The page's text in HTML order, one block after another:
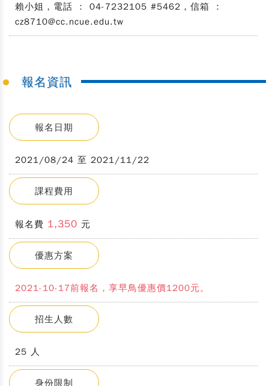
賴小姐，電話 ： 04-7232105 #5462，信箱 ：
cz8710@cc.ncue.edu.tw
報名資訊
報名日期
2021/08/24 至 2021/11/22
課程費用
報名費 1,350 元
優惠方案
2021-10-17前報名，享早鳥優惠價1200元。
招生人數
25 人
身份限制